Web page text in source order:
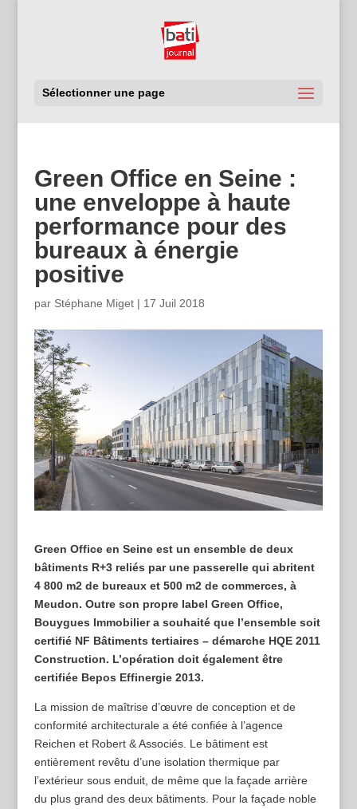
Sélectionner une page
Green Office en Seine :
une enveloppe à haute
performance pour des
bureaux à énergie
positive
par Stéphane Miget| 17 Juil 2018
Green Office en Seine est un ensemble de deux
bâtiments R+3 reliés par une passerelle qui abritent
4 800 m2 de bureaux et 500 m2 de commerces, à
Meudon. Outre son propre label Green Office,
Bouygues Immobilier a souhaité que l’ensemble soit
certifié NF Bâtiments tertiaires – démarche HQE 2011
Construction. L’opération doit également être
certifiée Bepos Effinergie 2013.
La mission de maîtrise d’œuvre de conception et de
conformité architecturale a été confiée à l’agence
Reichen et Robert & Associés. Le bâtiment est
entièrement revêtu d’une isolation thermique par
l’extérieur sous enduit, de même que la façade arrière
du plus grand des deux bâtiments. Pour la façade noble